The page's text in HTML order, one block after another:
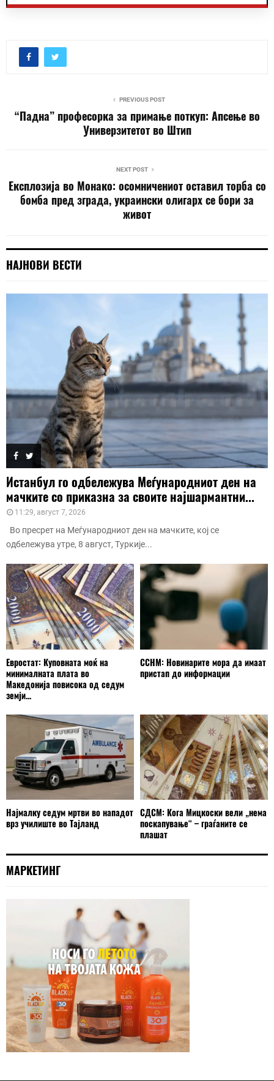
PREVIOUS POST
“Падна” професорка за примање поткуп: Апсење во
Универзитетот во Штип
NEXT POST
Експлозија во Монако: осомничениот оставил торба со
бомба пред зграда, украински олигарх се бори за
живот
НАЈНОВИ ВЕСТИ
Истанбул го одбележува Меѓународниот ден на
мачките со приказна за своите најшармантни...
11:29, август 7, 2026
Во пресрет на Меѓународниот ден на мачките, кој се
одбележува утре, 8 август, Туркије...
Евростат: Куповната моќ на
минималната плата во
Македонија повисока од седум
земји...
ССНМ: Новинарите мора да имаат
пристап до информации
Најмалку седум мртви во нападот
врз училиште во Тајланд
СДСМ: Кога Мицкоски вели „нема
поскапување“ – граѓаните се
плашат
МАРКЕТИНГ